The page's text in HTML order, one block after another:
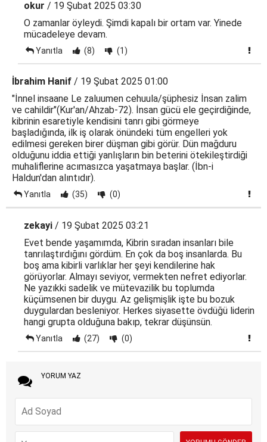
okur / 19 Şubat 2025 03:30
O zamanlar öyleydi. Şimdi kapalı bir ortam var. Yinede
mücadeleye devam.
Yanıtla (8) (1)
İbrahim Hanif / 19 Şubat 2025 01:00
"İnnel insaane Le zaluumen cehuula/şüphesiz İnsan zalim
ve cahildir"(Kur'an/Ahzab-72). İnsan gücü ele geçirdiğinde,
kibrinin esaretiyle kendisini tanrı gibi görmeye
başladığında, ilk iş olarak önündeki tüm engelleri yok
edilmesi gereken birer düşman gibi görür. Dün mağduru
olduğunu iddia ettiği yanlışların bin beterini ötekileştirdiği
muhaliflerine acımasızca yaşatmaya başlar. (İbn-i
Haldun'dan alıntıdır).
Yanıtla (35) (0)
zekayi / 19 Şubat 2025 03:21
Evet bende yaşamımda, Kibrin sıradan insanları bile
tanrılaştırdığını gördüm. En çok da boş insanlarda. Bu
boş ama kibirli varlıklar her şeyi kendilerine hak
görüyorlar. Almayı seviyor, vermekten nefret ediyorlar.
Ne yazıkki sadelik ve mütevazilik bu toplumda
küçümsenen bir duygu. Az gelişmişlik işte bu bozuk
duygulardan besleniyor. Herkes siyasette övdüğü liderin
hangi grupta olduğuna bakıp, tekrar düşünsün.
Yanıtla (27) (0)
YORUM YAZ